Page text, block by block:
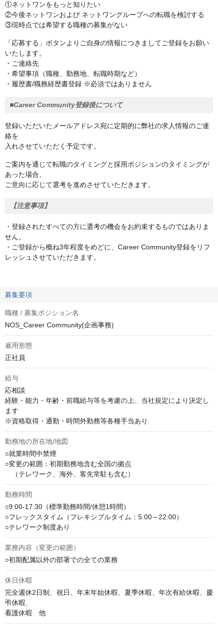
①ネットワンをもっと知りたい
②今後ネットワンおよび ネットワングループへの転職を検討する
③現時点では希望する職種の募集がない
「応募する」ボタンよりご自身の情報につきましてご登録をお願い
いたします。
・ご連絡先
・希望事項（職種、勤務地、転職時期など）
・履歴書/職務経歴書登録 ※必須ではありません
■Career Community登録後について
登録いただいたメールアドレス宛に定期的に弊社の求人情報のご連
絡を
入れさせていただく予定です。
ご案内を通じて転職のタイミングと採用ポジションのタイミングが
あった場合、
ご意向に応じて選考を進めさせていただきます。
【注意事項】
・登録されたすべての方に選考の機会をお約束するものではありま
せん。
・ご登録から概ね3年程度をめどに、Career Community登録をリフ
レッシュさせていただきます。
募集要項
職種 / 募集ポジション名
NOS_Career Community(企画事務)
雇用形態
正社員
給与
応相談
経験・能力・年齢・前職給与等を考慮の上、当社規定により決定し
ます
※資格取得・通勤・時間外勤務等各種手当あり
勤務地の所在地/地図
○就業時間中禁煙
○変更の範囲：初期勤務地含む全国の拠点
（テレワーク、海外、客先常駐も含む）
勤務時間
○9:00-17:30（標準勤務時間/休憩1時間）
○フレックスタイム（フレキシブルタイム：5:00～22:00）
○テレワーク制度あり
業務内容（変更の範囲）
○初期配属以外の部署での全ての業務
休日休暇
完全週休2日制、祝日、年末年始休暇、夏季休暇、年次有給休暇、慶
弔休暇、
看護休暇　他